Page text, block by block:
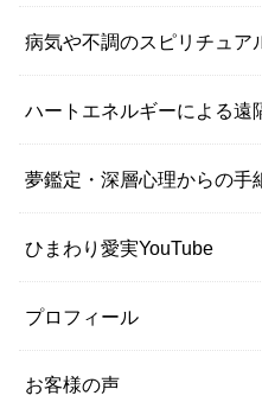
病気や不調のスピリチュア
ハートエネルギーによる遠
夢鑑定・深層心理からの手
ひまわり愛実YouTube
プロフィール
お客様の声